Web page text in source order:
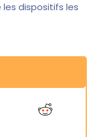
dispositifs les